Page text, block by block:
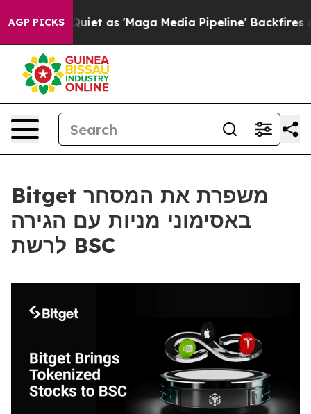
AGP PICKS
Goes Quiet as 'Maga Media Pipeline' Backfires
Bitget משפרת את המסחר
באסימוני מניות עם הגירה
לרשת BSC